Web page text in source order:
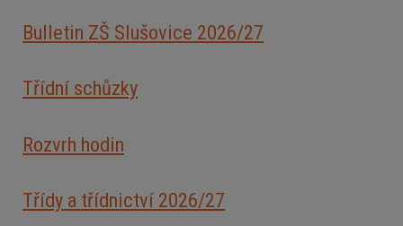
Bulletin ZŠ Slušovice 2026/27
Třídní schůzky
Rozvrh hodin
Třídy a třídnictví 2026/27